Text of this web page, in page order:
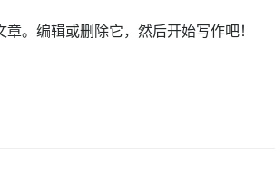
。编辑或删除它，然后开始写作吧！